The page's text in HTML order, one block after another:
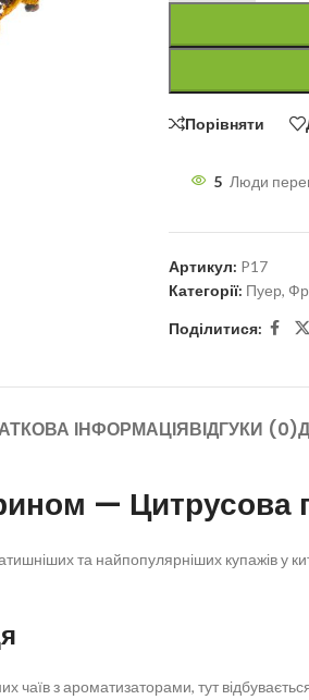
Порівняти
5 Люди
Артикул: P17
Категорії: Пуер,
Поділитися:
ІНФОРМАЦІЯВІДГУКИ (0)
— Цитрусова
та найпопулярніших купажів у
чаїв з ароматизаторами, тут